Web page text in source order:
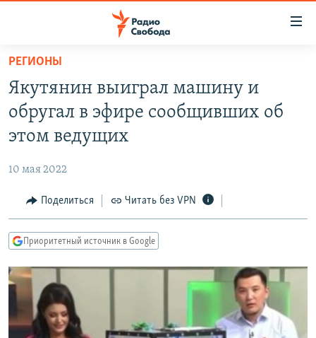
упрощенного
доступа
Вернуться
основному
Вернутся
Вернутся
поиску
ПОДКАСТЫ
АВТОРСКИЕ ПРОЕКТЫ
МНЕНИЯ
КУЛЬТУРА
КАВКАЗ.РЕАЛИИ
СЕВЕР.РЕАЛИИ
СИБИРЬ.РЕАЛИИ
РАСПИСАНИЕ ВЕЩАНИЯ
РЕГИОНЫ
Якутянин выиграл машину и
обругал в эфире сообщивших об
этом ведущих
10 мая 2022
Поделиться Читать без VPN
Приоритетный источник в Google